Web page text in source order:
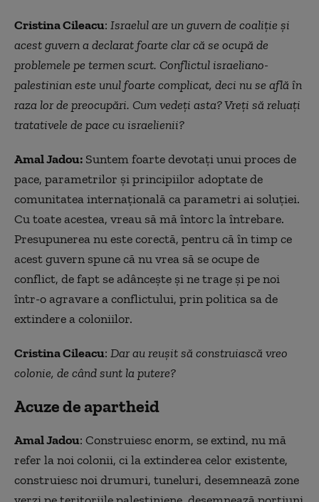
Cristina Cileacu: Israelul are un guvern de coaliţie şi
acest guvern a declarat foarte clar că se ocupă de
problemele pe termen scurt. Conflictul israeliano-
palestinian este unul foarte complicat, deci nu se află în
raza lor de preocupări. Cum vedeţi asta? Vreţi să reluaţi
tratativele de pace cu israelienii?
Amal Jadou: Suntem foarte devotați unui proces de
pace, parametrilor și principiilor adoptate de
comunitatea internațională ca parametri ai soluției.
Cu toate acestea, vreau să mă întorc la întrebare.
Presupunerea nu este corectă, pentru că în timp ce
acest guvern spune că nu vrea să se ocupe de
conflict, de fapt se adânceşte şi ne trage şi pe noi
într-o agravare a conflictului, prin politica sa de
extindere a coloniilor.
Cristina Cileacu: Dar au reușit să construiască vreo
colonie, de când sunt la putere?
Acuze de apartheid
Amal Jadou: Construiesc enorm, se extind, nu mă
refer la noi colonii, ci la extinderea celor existente,
construiesc noi drumuri, tuneluri, desemnează zone